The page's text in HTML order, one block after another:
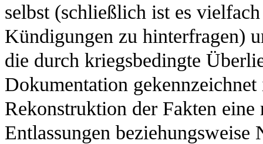
selbst (schließlich ist es
Kündigungen zu hinterfragen)
die durch kriegsbedingte
Dokumentation
Rekonstruktion der Fakten
Entlassungen